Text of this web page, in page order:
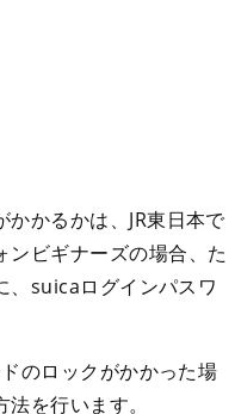
かるかは、JR東日本で
ンビギナーズの場合、た
、suicaログインパスワ
のロックがかかった場
を行います。